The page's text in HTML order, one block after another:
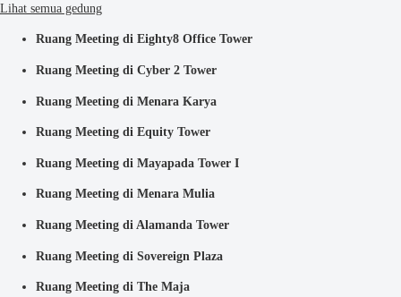
Lihat semua gedung
Ruang Meeting di Eighty8 Office Tower
Ruang Meeting di Cyber 2 Tower
Ruang Meeting di Menara Karya
Ruang Meeting di Equity Tower
Ruang Meeting di Mayapada Tower I
Ruang Meeting di Menara Mulia
Ruang Meeting di Alamanda Tower
Ruang Meeting di Sovereign Plaza
Ruang Meeting di The Maja